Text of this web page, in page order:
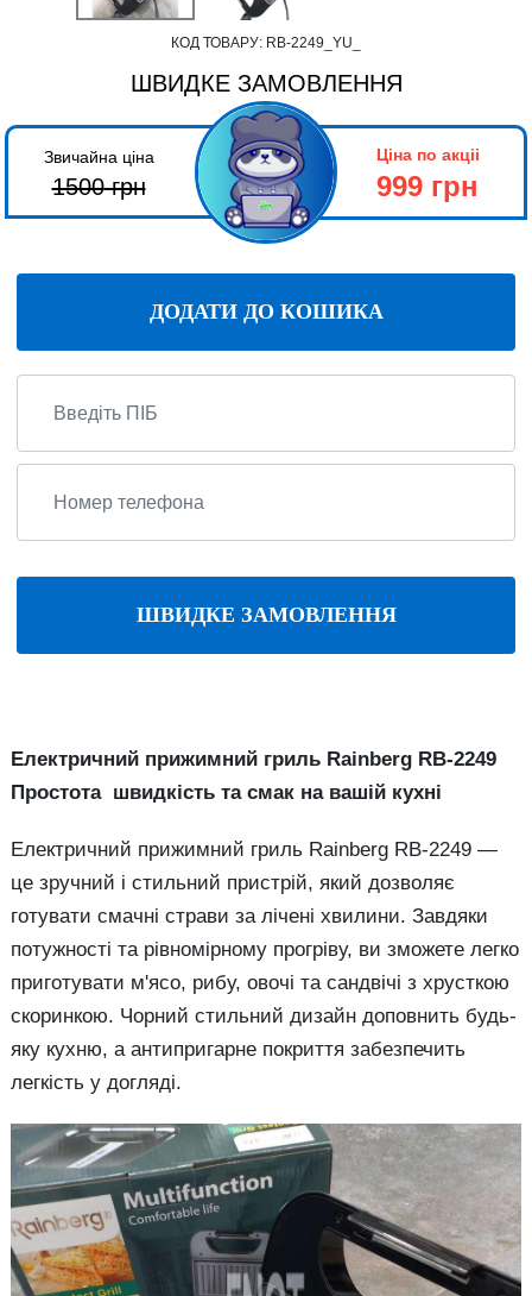
КОД ТОВАРУ: RB-2249_YU_
ШВИДКЕ ЗАМОВЛЕННЯ
Звичайна ціна
1500грн
Ціна по акціі
999 грн
ДОДАТИ ДО КОШИКА
ШВИДКЕ ЗАМОВЛЕННЯ
Електричний прижимний гриль Rainberg RB-2249
Простота швидкість та смак на вашій кухні
Електричний прижимний гриль Rainberg RB-2249 —
це зручний і стильний пристрій, який дозволяє
готувати смачні страви за лічені хвилини. Завдяки
потужності та рівномірному прогріву, ви зможете легко
приготувати м'ясо, рибу, овочі та сандвічі з хрусткою
скоринкою. Чорний стильний дизайн доповнить будь-
яку кухню, а антипригарне покриття забезпечить
легкість у догляді.